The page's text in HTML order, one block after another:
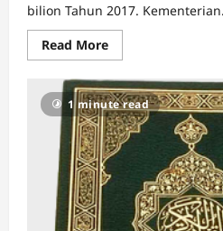
bilion Tahun 2017.
Read MoreRead
more
Perbadanan
Tabung
Pendidikan
Tinggi
Nasional
Sasar
Kutipan
Pinjaman
RM4
bilion
Tahun
2017
1 minute read